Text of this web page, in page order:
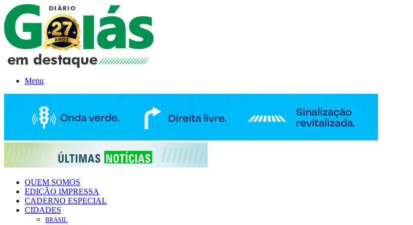
Menu
QUEM SOMOS
EDIÇÃO IMPRESSA
CADERNO ESPECIAL
CIDADES
BRASIL